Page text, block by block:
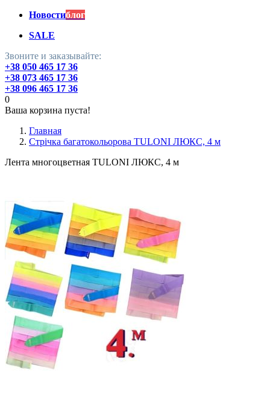
Новостиблог
SALE
Звоните и заказывайте:
+38 050 465 17 36
+38 073 465 17 36
+38 096 465 17 36
0
Ваша корзина пуста!
Главная
Стрічка багатокольорова TULONI ЛЮКС, 4 м
Лента многоцветная TULONI ЛЮКС, 4 м